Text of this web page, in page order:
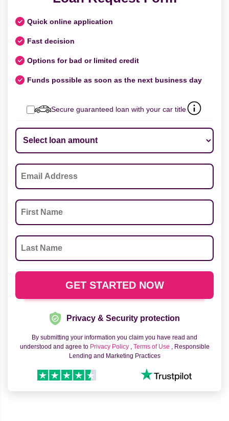
Quick online application
Fast decision
Options for bad or limited credit
Funds possible as soon as the next business day
Secure guaranteed loan with your car title
Privacy & Security protection
By submitting your information you claim you have read and
understood and agree to Privacy Policy , Terms of Use , Responsible
Lending and Marketing Practices